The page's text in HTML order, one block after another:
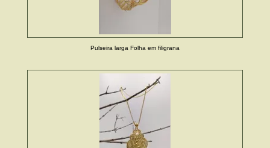
Pulseira larga Folha em filigrana